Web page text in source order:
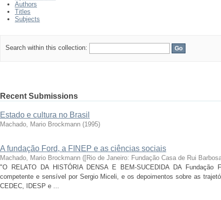
Authors
Titles
Subjects
Search within this collection:
Recent Submissions
Estado e cultura no Brasil
Machado, Mario Brockmann (1995)
A fundação Ford, a FINEP e as ciências sociais
Machado, Mario Brockmann ([Rio de Janeiro: Fundação Casa de Rui
"O RELATO DA HISTÓRIA DENSA E BEM-SUCEDIDA DA Fundação
competente e sensível por Sergio Miceli, e os depoimentos sobre as
CEDEC, IDESP e ...